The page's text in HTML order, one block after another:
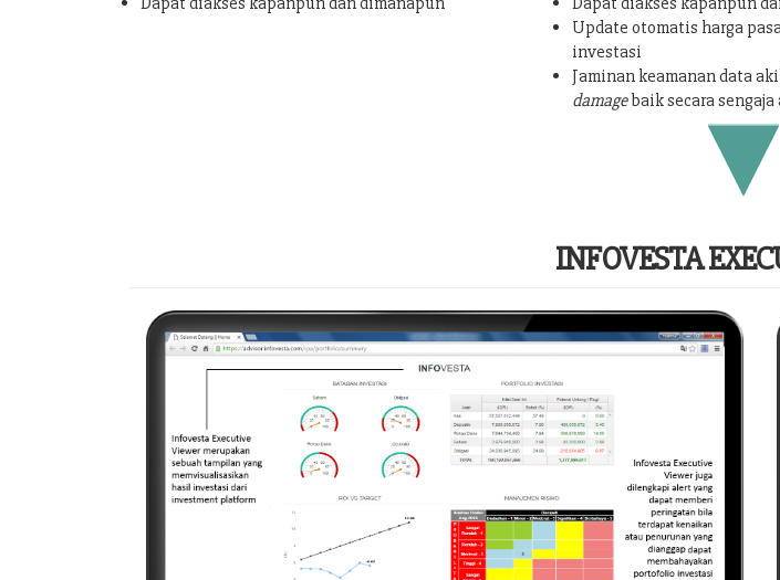
Update otomatis harga
investasi
Jaminan keamanan data
damagebaik secara
INFOVESTA